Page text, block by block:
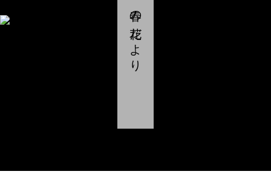
春の花だより